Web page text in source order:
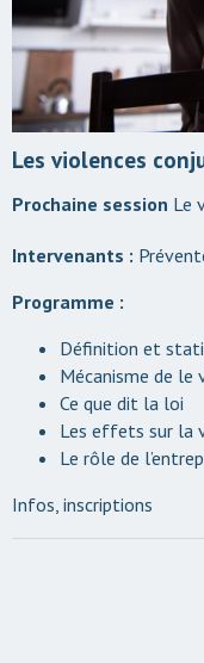
Les violences
Le
Intervenants :
Programme :
Définition et
Mécanisme de le
Ce que dit la loi
Les effets sur la
Le rôle de
Infos, inscriptions